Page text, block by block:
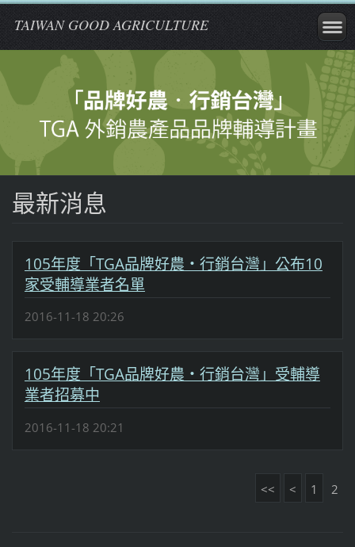
TAIWAN GOOD AGRICULTURE
最新消息
105年度「TGA品牌好農‧行銷台灣」公布10
家受輔導業者名單
2016-11-18 20:26
105年度「TGA品牌好農‧行銷台灣」受輔導
業者招募中
2016-11-18 20:21
<< < 1 2